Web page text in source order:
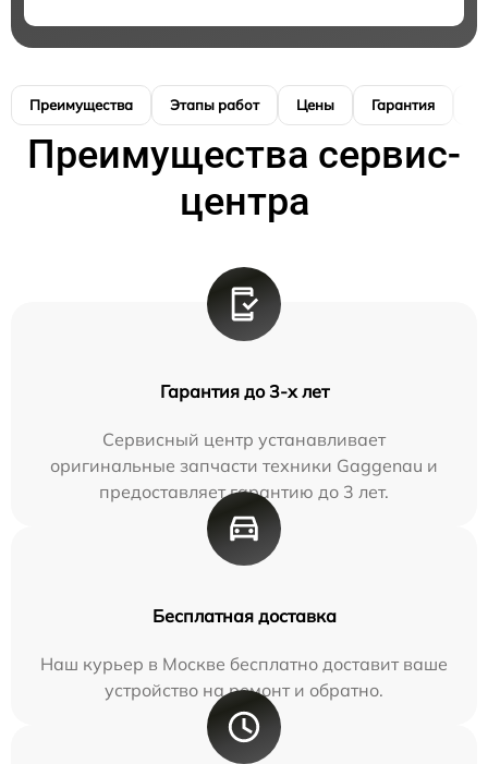
Преимущества Этапы работ Цены Гарантия
Преимущества сервис-
центра
Гарантия до 3-х лет
Сервисный центр устанавливает
оригинальные запчасти техники Gaggenau и
предоставляет гарантию до 3 лет.
Бесплатная доставка
Наш курьер в Москве бесплатно доставит ваше
устройство на ремонт и обратно.